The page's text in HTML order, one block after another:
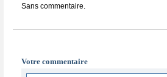
Sans commentaire.
Votre commentaire